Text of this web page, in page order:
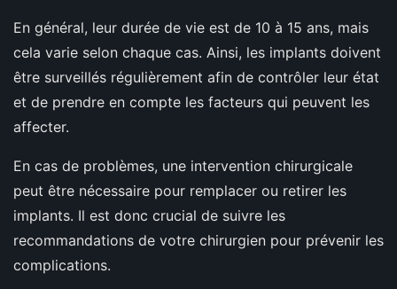
En général, leur durée de vie est de 10 à 15 ans, mais
cela varie selon chaque cas. Ainsi, les implants doivent
être surveillés régulièrement afin de contrôler leur état
et de prendre en compte les facteurs qui peuvent les
affecter.
En cas de problèmes, une intervention chirurgicale
peut être nécessaire pour remplacer ou retirer les
implants. Il est donc crucial de suivre les
recommandations de votre chirurgien pour prévenir les
complications.